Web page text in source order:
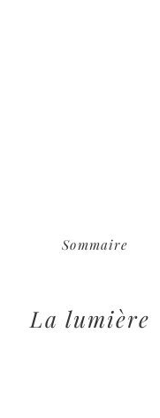
Sommaire
La lumière